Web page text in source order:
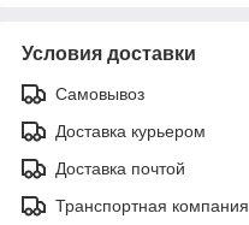
Условия доставки
Самовывоз
Доставка курьером
Доставка почтой
Транспортная компания